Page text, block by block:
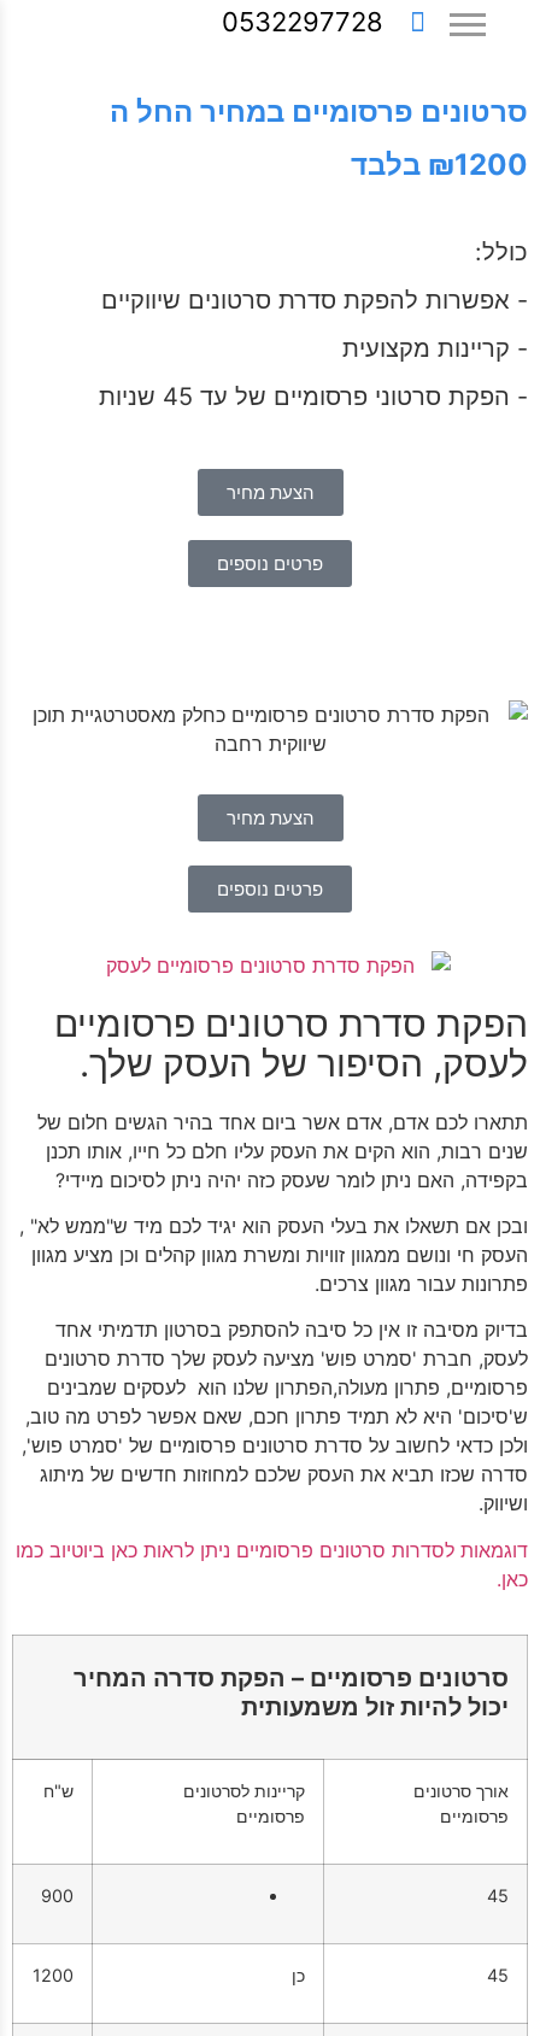
0532297728
סרטונים פרסומיים במחיר החל ה
₪1200 בלבד
כולל:
- אפשרות להפקת סדרת סרטונים שיווקיים
- קריינות מקצועית
- הפקת סרטוני פרסומיים של עד 45 שניות
הצעת מחיר
פרטים נוספים
הצעת מחיר
פרטים נוספים
הפקת סדרת סרטונים פרסומיים
לעסק, הסיפור של העסק שלך.
תתארו לכם אדם, אדם אשר ביום אחד בהיר הגשים חלום של
שנים רבות, הוא הקים את העסק עליו חלם כל חייו, אותו תכנן
בקפידה, האם ניתן לומר שעסק כזה יהיה ניתן לסיכום מיידי?
ובכן אם תשאלו את בעלי העסק הוא יגיד לכם מיד ש"ממש לא" ,
העסק חי ונושם ממגוון זוויות ומשרת מגוון קהלים וכן מציע מגוון
פתרונות עבור מגוון צרכים.
בדיוק מסיבה זו אין כל סיבה להסתפק בסרטון תדמיתי אחד
לעסק, חברת 'סמרט פוש' מציעה לעסק שלך סדרת סרטונים
פרסומיים, פתרון מעולה,הפתרון שלנו הוא לעסקים שמבינים
ש'סיכום' היא לא תמיד פתרון חכם, שאם אפשר לפרט מה טוב,
ולכן כדאי לחשוב על סדרת סרטונים פרסומיים של 'סמרט פוש',
סדרה שכזו תביא את העסק שלכם למחוזות חדשים של מיתוג
ושיווק.
דוגמאות לסדרות סרטונים פרסומיים ניתן לראות כאן ביוטיוב כמו
כאן.
סרטונים פרסומיים – הפקת סדרה המחיר
יכול להיות זול משמעותית
אורך סרטונים
פרסומיים
קריינות לסרטונים
פרסומיים
ש"ח
45
900
45 כן 1200